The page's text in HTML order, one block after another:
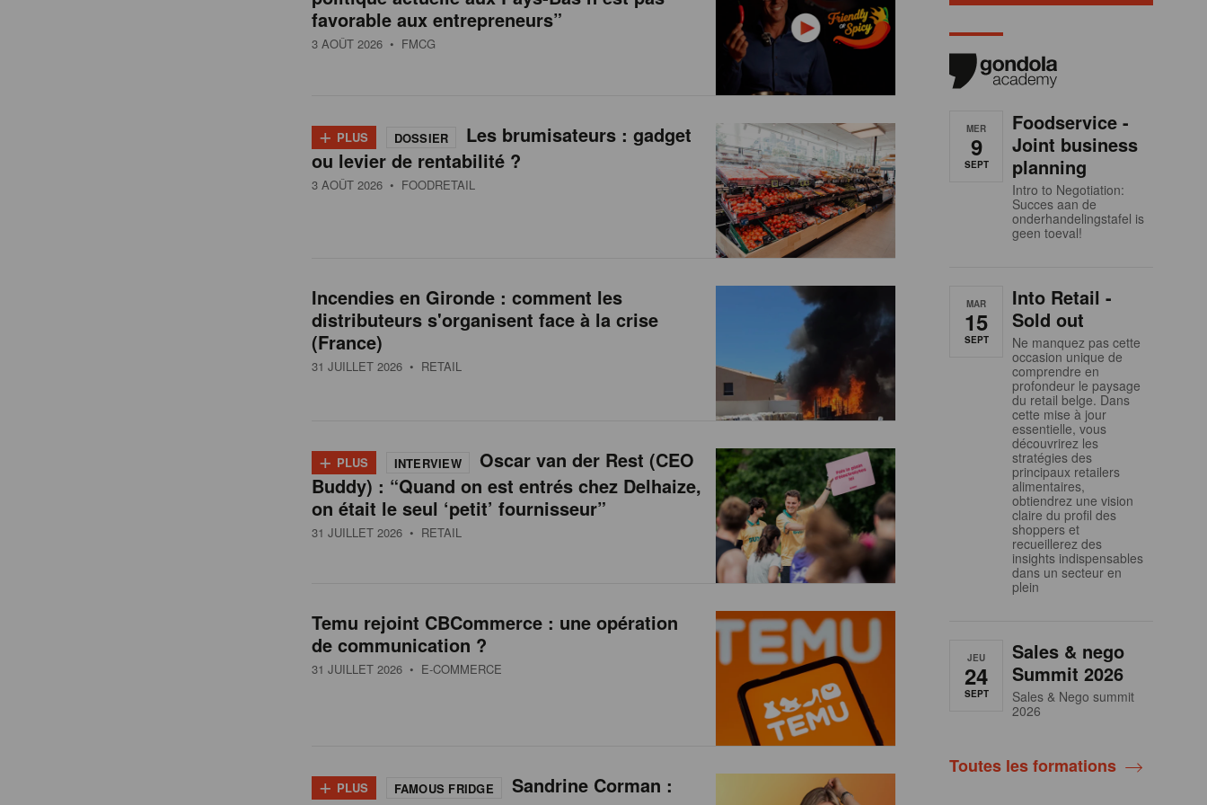
favorable aux entrepreneurs”
3 AOÛT 2026 • FMCG
+ PLUS DOSSIER
Les brumisateurs : gadget
ou levier de rentabilité ?
3 AOÛT 2026 • FOODRETAIL
Incendies en Gironde : comment les
distributeurs s'organisent face à la crise
(France)
31 JUILLET 2026 • RETAIL
+ PLUS INTERVIEW
Oscar van der Rest (CEO
Buddy) : “Quand on est entrés chez Delhaize,
on était le seul ‘petit’ fournisseur”
31 JUILLET 2026 • RETAIL
Temu rejoint CBCommerce : une opération
de communication ?
31 JUILLET 2026 • E-COMMERCE
+ PLUS FAMOUS FRIDGE
Sandrine Corman :
MER
9
SEPT
Foodservice -
Joint business
planning
Intro to Negotiation:
Succes aan de
onderhandelingstafel is
geen toeval!
MAR
15
SEPT
Into Retail -
Sold out
Ne manquez pas cette
occasion unique de
comprendre en
profondeur le paysage
du retail belge. Dans
cette mise à jour
essentielle, vous
découvrirez les
stratégies des
principaux retailers
alimentaires,
obtiendrez une vision
claire du profil des
shoppers et
recueillerez des
insights indispensables
dans un secteur en
plein
JEU
24
SEPT
Sales & nego
Summit 2026
Sales & Nego summit
2026
Toutes les formations